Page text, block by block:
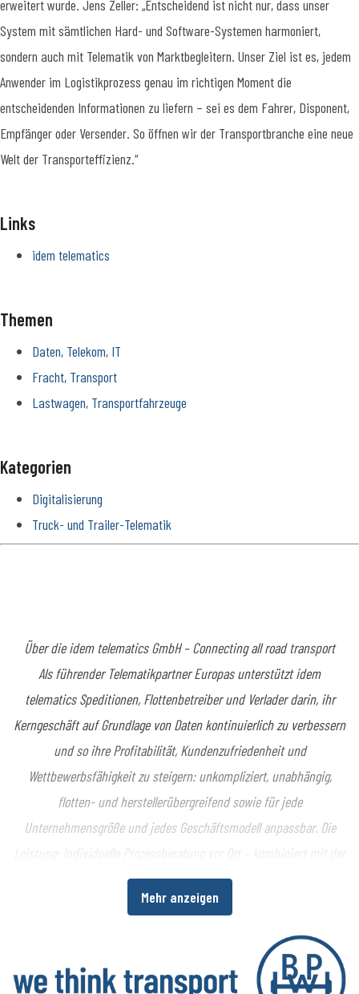
erweitert wurde. Jens Zeller: „Entscheidend ist nicht nur, dass unser
System mit sämtlichen Hard- und Software-Systemen harmoniert,
sondern auch mit Telematik von Marktbegleitern. Unser Ziel ist es, jedem
Anwender im Logistikprozess genau im richtigen Moment die
entscheidenden Informationen zu liefern – sei es dem Fahrer, Disponent,
Empfänger oder Versender. So öffnen wir der Transportbranche eine neue
Welt der Transporteffizienz.“
Links
idem telematics
Themen
Daten, Telekom, IT
Fracht, Transport
Lastwagen, Transportfahrzeuge
Kategorien
Digitalisierung
Truck- und Trailer-Telematik
Über die idem telematics GmbH – Connecting all road transport
Als führender Telematikpartner Europas unterstützt idem
telematics Speditionen, Flottenbetreiber und Verlader darin, ihr
Kerngeschäft auf Grundlage von Daten kontinuierlich zu verbessern
und so ihre Profitabilität, Kundenzufriedenheit und
Wettbewerbsfähigkeit zu steigern: unkompliziert, unabhängig,
flotten- und herstellerübergreifend sowie für jede
Unternehmensgröße und jedes Geschäftsmodell anpassbar. Die
Leistung: Individuelle Prozessberatung vor Ort – kombiniert mit der
europaweit marktführenden All-in-One-Telematikplattform
cargofleet für Truck, Trailer, Fracht und Logistik. Mit der
Fracht bietet idem telematics ein Komplettsystem zur Erhöhung
der Transparenz und Wirtschaftlichkeit im gesamten
Mehr anzeigen